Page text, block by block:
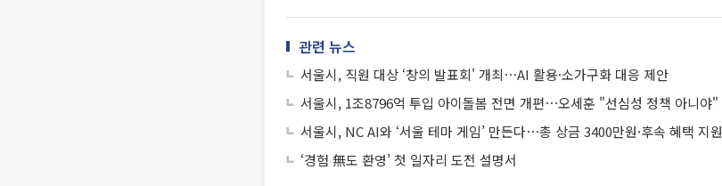
관련 뉴스
서울시, 직원 대상 ‘창의 발표회' 개최⋯AI 활용·소가구화 대응 제안
서울시, 1조8796억 투입 아이돌봄 전면 개편⋯오세훈 "선심성 정책 아니야"
서울시, NC AI와 ‘서울 테마 게임’ 만든다⋯총 상금 3400만원·후속 혜택 지원
‘경험 無도 환영’ 첫 일자리 도전 설명서